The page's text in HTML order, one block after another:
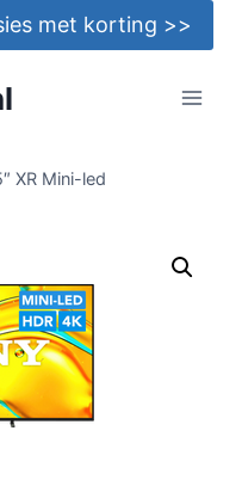
met korting >>
XR Mini-led